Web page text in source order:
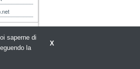
X
saperne di
la